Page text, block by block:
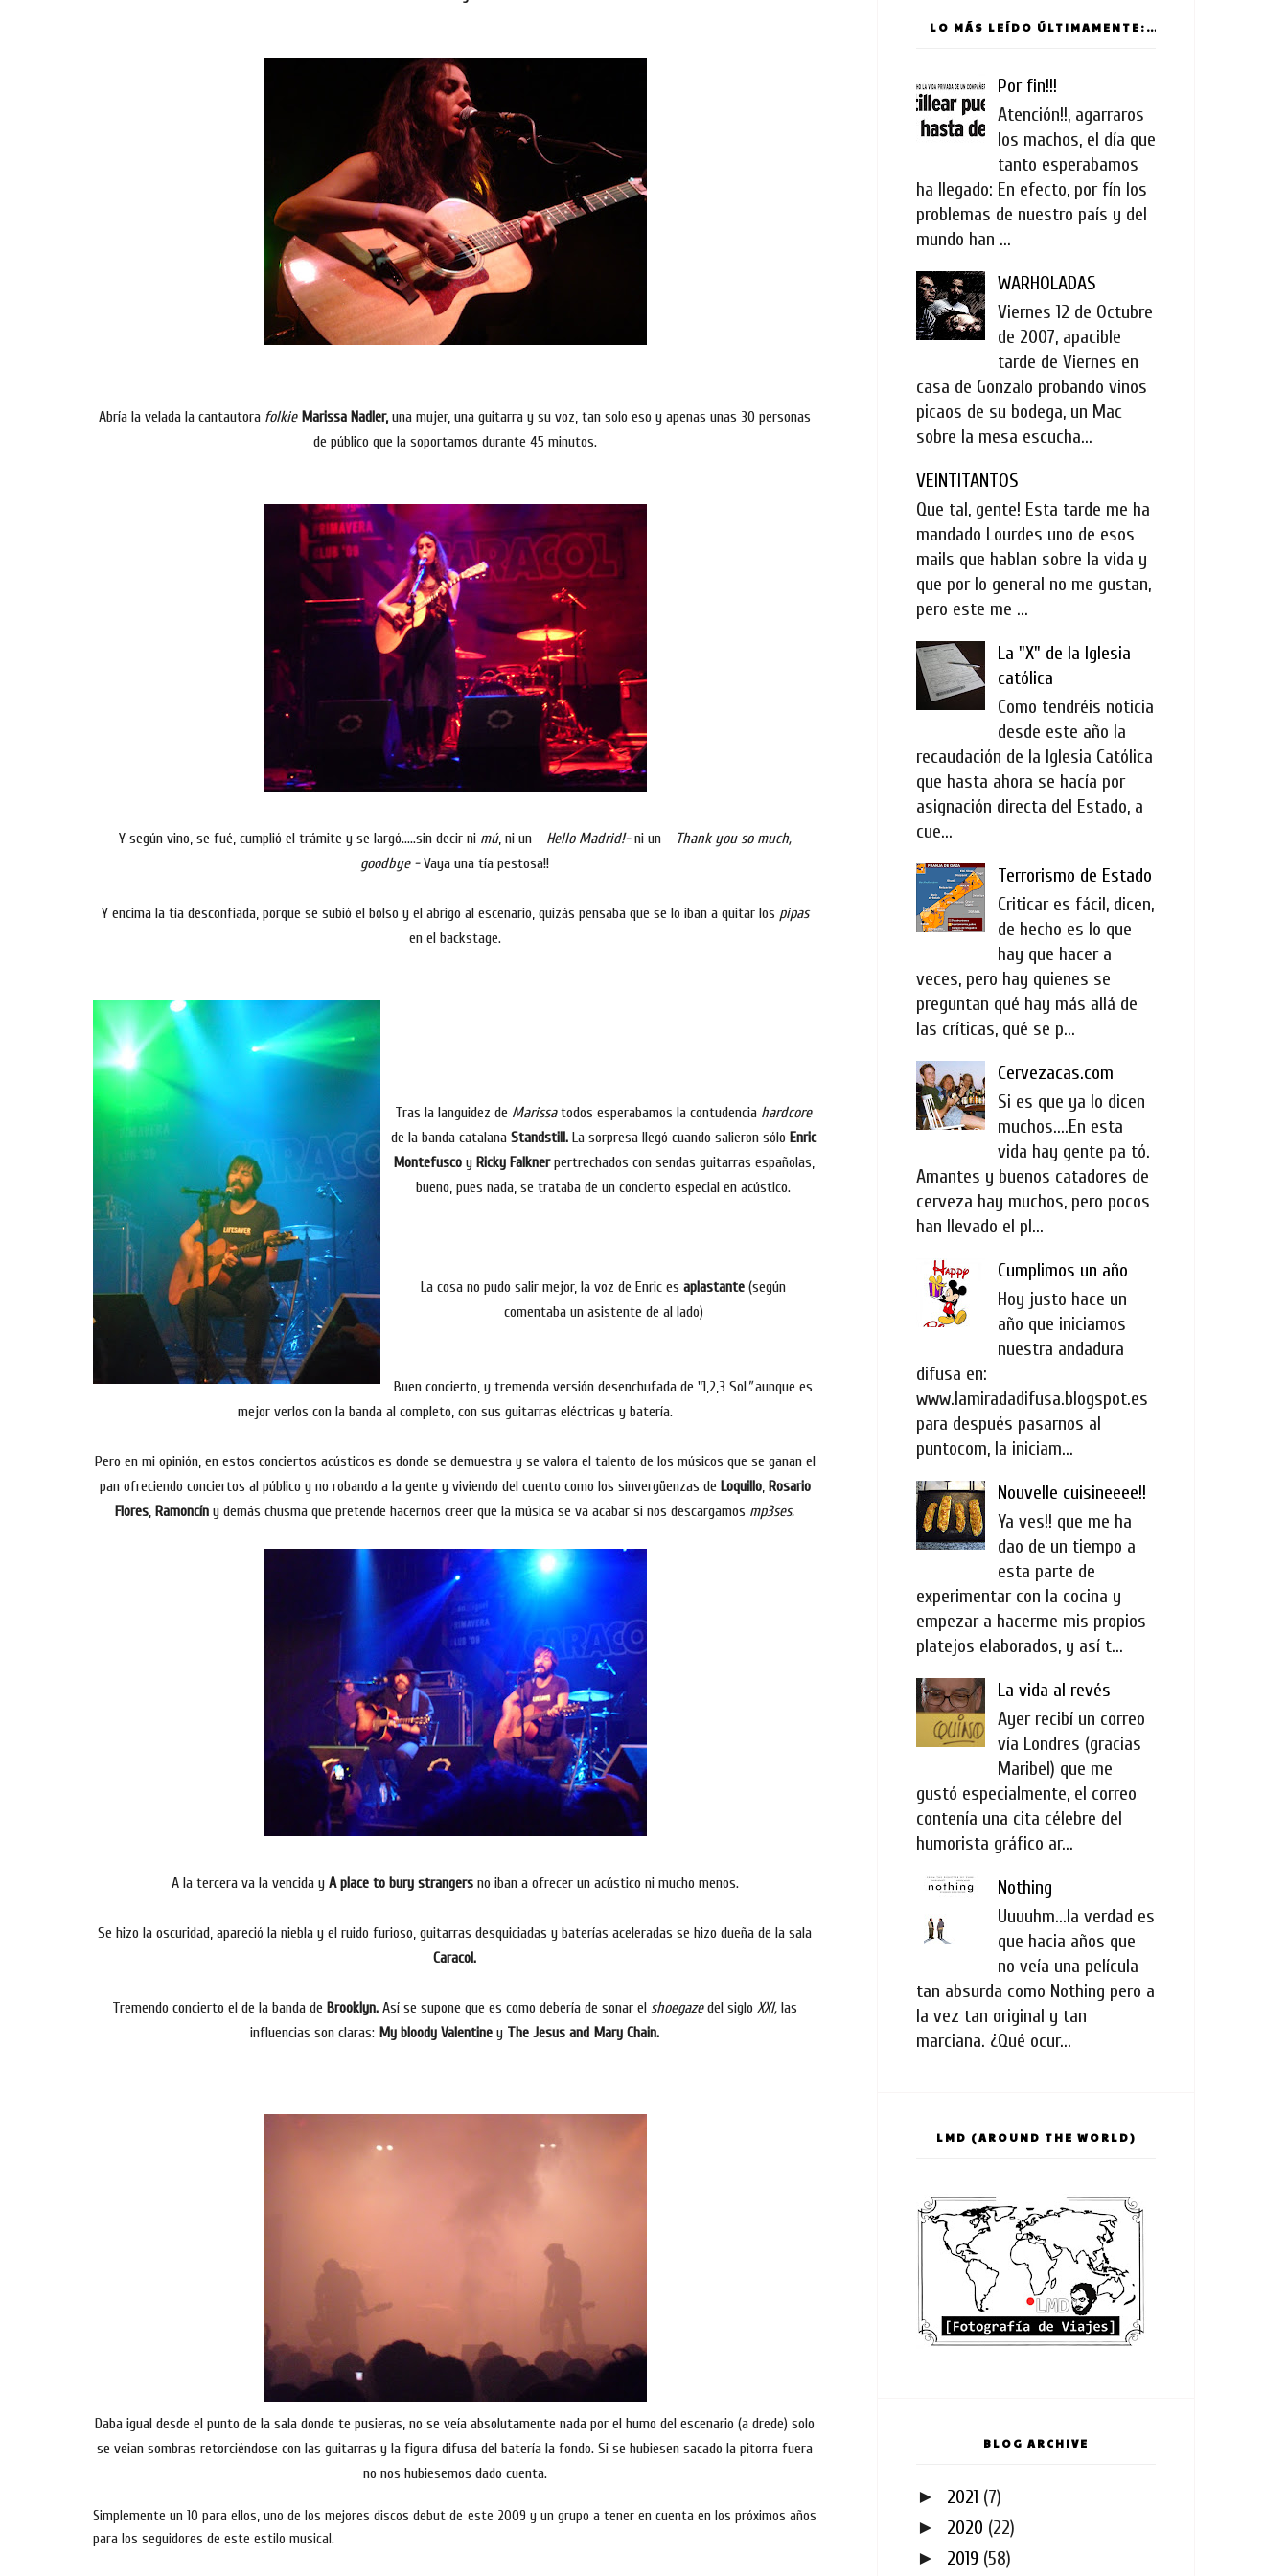
Abría la velada la cantautora folkie Marissa Nadler,una mujer, una guitarra y su voz, tan solo eso y apenas unas 30 personas
de público que la soportamos durante 45 minutos.
Y según vino, se fué, cumplió el trámite y se largó.....sin decir ni mú, ni un - Hello Madrid!-ni un - Thank you so much,
goodbye -Vaya una tía pestosa!!
Y encima la tía desconfiada, porque se subió el bolso y el abrigo al escenario, quizás pensaba que se lo iban a quitar los pipas
en el backstage.
Tras la languidez de Marissatodos esperabamos la contudencia hardcore
de la banda catalana Standstill.La sorpresa llegó cuando salieron sólo Enric
Montefusco y Ricky Falknerpertrechados con sendas guitarras españolas,
bueno, pues nada, se trataba de un concierto especial en acústico.
La cosa no pudo salir mejor, la voz de Enric es aplastante (según
comentaba un asistente de al lado)
Buen concierto, y tremenda versión desenchufada de "1,2,3 Sol"aunque es
mejor verlos con la banda al completo, con sus guitarras eléctricas y batería.
Pero en mi opinión, en estos conciertos acústicos es donde se demuestra y se valora el talento de los músicos que se ganan el
pan ofreciendo conciertos al público y no robando a la gente y viviendo del cuento como los sinvergüenzas de Loquillo, Rosario
Flores, Ramoncín y demás chusma que pretende hacernos creer que la música se va acabar si nos descargamos mp3ses.
A la tercera va la vencida y A place to bury strangersno iban a ofrecer un acústico ni mucho menos.
Se hizo la oscuridad, apareció la niebla y el ruido furioso, guitarras desquiciadas y baterías aceleradas se hizo dueña de la sala
Caracol.
Tremendo concierto el de la banda de Brooklyn. Así se supone que es como debería de sonar el shoegazedel siglo XXI, las
influencias son claras: My bloody Valentine y The Jesus and Mary Chain.
Daba igual desde el punto de la sala donde te pusieras, no se veía absolutamente nada por el humo del escenario (a drede) solo
se veian sombras retorciéndose con las guitarras y la figura difusa del batería la fondo. Si se hubiesen sacado la pitorra fuera
no nos hubiesemos dado cuenta.
Simplemente un 10 para ellos, uno de los mejores discos debut de este 2009 y un grupo a tener en cuenta en los próximos años
para los seguidores de este estilo musical.
LO MÁS LEÍDO ÚLTIMAMENTE:
Por fin!!!
Atención!!, agarraros
los machos, el día que
tanto esperabamos
ha llegado: En efecto, por fín los
problemas de nuestro país y del
mundo han ...
WARHOLADAS
Viernes 12 de Octubre
de 2007, apacible
tarde de Viernes en
casa de Gonzalo probando vinos
picaos de su bodega, un Mac
sobre la mesa escucha...
VEINTITANTOS
Que tal, gente! Esta tarde me ha
mandado Lourdes uno de esos
mails que hablan sobre la vida y
que por lo general no me gustan,
pero este me ...
La "X" de la Iglesia
católica
Como tendréis noticia
desde este año la
recaudación de la Iglesia Católica
que hasta ahora se hacía por
asignación directa del Estado, a
cue...
Terrorismo de Estado
Criticar es fácil, dicen,
de hecho es lo que
hay que hacer a
veces, pero hay quienes se
preguntan qué hay más allá de
las críticas, qué se p...
Cervezacas.com
Si es que ya lo dicen
muchos....En esta
vida hay gente pa tó.
Amantes y buenos catadores de
cerveza hay muchos, pero pocos
han llevado el pl...
Cumplimos un año
Hoy justo hace un
año que iniciamos
nuestra andadura
difusa en:
www.lamiradadifusa.blogspot.es
para después pasarnos al
puntocom, la iniciam...
Nouvelle cuisineeee!!
Ya ves!! que me ha
dao de un tiempo a
esta parte de
experimentar con la cocina y
empezar a hacerme mis propios
platejos elaborados, y así t...
La vida al revés
Ayer recibí un correo
vía Londres (gracias
Maribel) que me
gustó especialmente, el correo
contenía una cita célebre del
humorista gráfico ar...
Nothing
Uuuuhm...la verdad es
que hacia años que
no veía una película
tan absurda como Nothing pero a
la vez tan original y tan
marciana. ¿Qué ocur...
LMD (AROUND THE WORLD)
BLOG ARCHIVE
► 2021 (7)
► 2020 (22)
► 2019 (58)